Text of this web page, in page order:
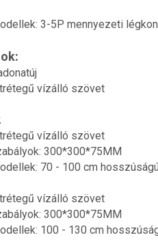
3-5P mennyezeti
vízálló szövet
vízálló szövet
300*300*75MM
70 - 100 cm
vízálló szövet
300*300*75MM
100 - 130 cm